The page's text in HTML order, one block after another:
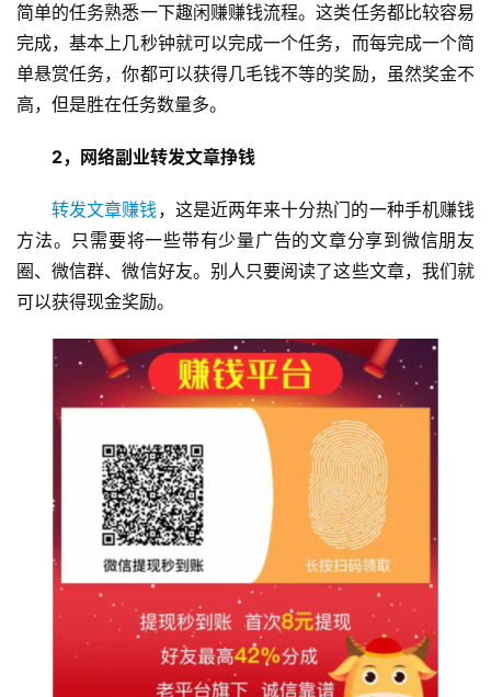
首
挖
赚
简
评
简单的任务熟悉一下趣闲赚赚钱流程。这类任务都比较容易
完成，基本上几秒钟就可以完成一个任务，而每完成一个简
单悬赏任务，你都可以获得几毛钱不等的奖励，虽然奖金不
高，但是胜在任务数量多。
2，网络副业转发文章挣钱
转发文章赚钱，这是近两年来十分热门的一种手机赚钱
方法。只需要将一些带有少量广告的文章分享到微信朋友
圈、微信群、微信好友。别人只要阅读了这些文章，我们就
可以获得现金奖励。